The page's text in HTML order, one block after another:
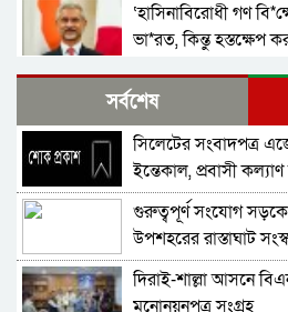
‘হাসিনাবিরোধী গণ
ভা*রত, কিন্তু হস্তক্ষেপ
গাজায় ইসরাইলি
মৌলিক সংস্কারের ভিত্তি
করতে হবে: নাহিদ
প্রধান উপদেষ্টার সঙ্গে
পাকিস্তানে ট্রেনে জি
সর্বশেষ
সিলেটের সংবাদপত্র
ইন্তেকাল, প্রবাসী
শোক
গুরুত্বপূর্ণ সংযোগ
উপশহরের রাস্তাঘাট
দিরাই-শাল্লা আসনে
মনোনয়নপত্র সংগ্রহ